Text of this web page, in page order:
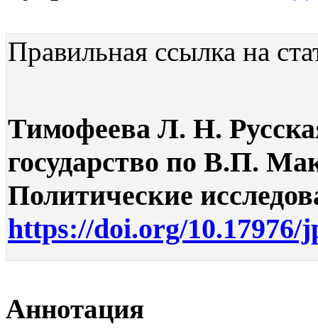
Правильная ссылка на
Тимофеева Л. Н.
государство по В.П.
Политические
https://doi.org/10.17976/
Аннотация